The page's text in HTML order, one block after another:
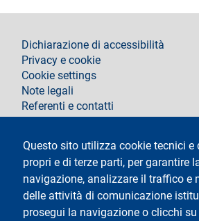
Questo sito utilizza cookie tecnici e
propri e di terze parti, per garantire
navigazione, analizzare il traffico e
delle attività di comunicazione
prosegui la navigazione o clicchi
footer
Dichiarazione di accessibilità
Privacy e cookie
Cookie settings
Note legali
Referenti e contatti